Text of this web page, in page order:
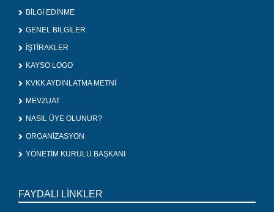
BİLGİ EDİNME
GENEL BİLGİLER
İŞTİRAKLER
KAYSO LOGO
KVKK AYDINLATMA METNİ
MEVZUAT
NASIL ÜYE OLUNUR?
ORGANİZASYON
YÖNETİM KURULU BAŞKANI
FAYDALI LİNKLER